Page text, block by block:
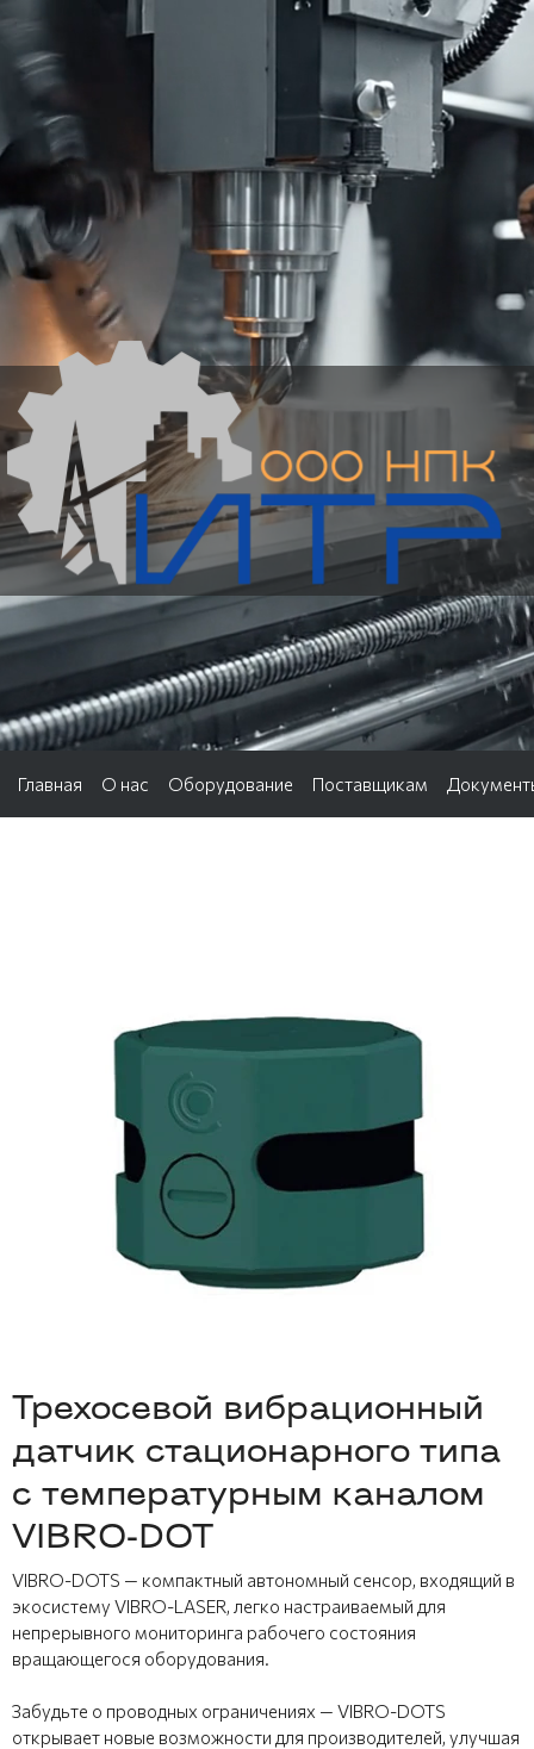
Главная О нас Оборудование Поставщикам
Трехосевой вибрационный
датчик стационарного типа
с температурным каналом
VIBRO-DOT
VIBRO-DOTS — компактный автономный сенсор, входящий в
экосистему VIBRO-LASER, легко настраиваемый для
непрерывного мониторинга рабочего состояния
вращающегося оборудования.
Забудьте о проводных ограничениях — VIBRO-DOTS
открывает новые возможности для производителей, улучшая